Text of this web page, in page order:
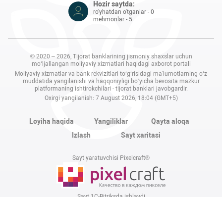
Hozir saytda:
ro'yhatdan o'tganlar - 0
mehmonlar - 5
© 2020 – 2026, Tijorat banklarining jismoniy shaxslar uchun
mo‘ljallangan moliyaviy xizmatlari haqidagi axborot portali
Moliyaviy xizmatlar va bank rekvizitlari to‘g‘risidagi ma'lumotlarning o‘z
muddatida yangilanishi va haqqoniyligi bo‘yicha bevosita mazkur
platformaning ishtirokchilari - tijorat banklari javobgardir.
Oxirgi yangilanish: 7 August 2026, 18:04 (GMT+5)
Loyiha haqida Yangiliklar
Qayta aloqa
Izlash
Sayt xaritasi
Sayt yaratuvchisi Pixelcraft®